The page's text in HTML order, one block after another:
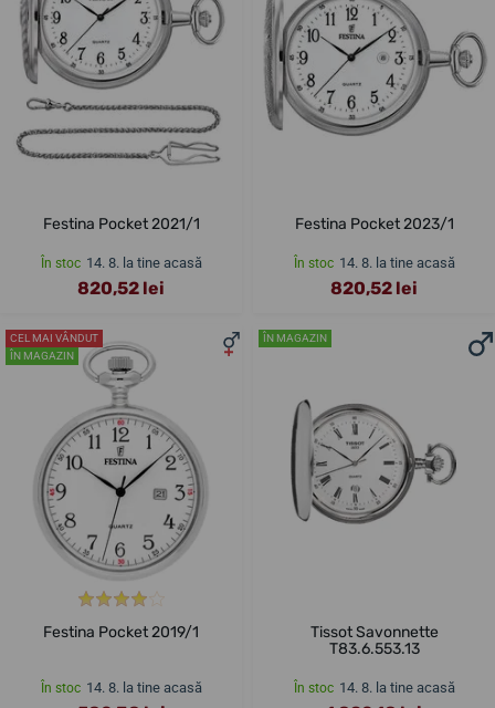
Festina Pocket 2021/1
În stoc 14. 8. la tine acasă
820,52 lei
Festina Pocket 2023/1
În stoc 14. 8. la tine acasă
820,52 lei
CEL MAI VÂNDUT
ÎN MAGAZIN
Festina Pocket 2019/1
În stoc 14. 8. la tine acasă
ÎN MAGAZIN
Tissot Savonnette
T83.6.553.13
În stoc 14. 8. la tine acasă